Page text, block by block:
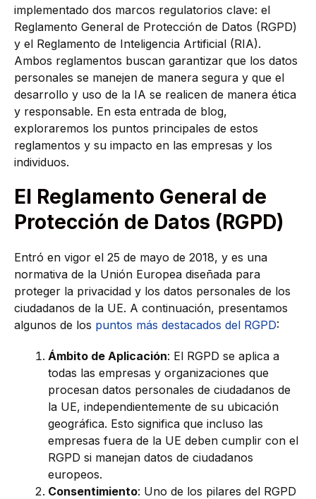
implementado dos marcos regulatorios clave: el
Reglamento General de Protección de Datos (RGPD)
y el Reglamento de Inteligencia Artificial (RIA).
Ambos reglamentos buscan garantizar que los datos
personales se manejen de manera segura y que el
desarrollo y uso de la IA se realicen de manera ética
y responsable. En esta entrada de blog,
exploraremos los puntos principales de estos
reglamentos y su impacto en las empresas y los
individuos.
El Reglamento General de
Protección de Datos (RGPD)
Entró en vigor el 25 de mayo de 2018, y es una
normativa de la Unión Europea diseñada para
proteger la privacidad y los datos personales de los
ciudadanos de la UE. A continuación, presentamos
algunos de los puntos más destacados del RGPD:
Ámbito de Aplicación: El RGPD se aplica a
todas las empresas y organizaciones que
procesan datos personales de ciudadanos de
la UE, independientemente de su ubicación
geográfica. Esto significa que incluso las
empresas fuera de la UE deben cumplir con el
RGPD si manejan datos de ciudadanos
europeos.
Consentimiento: Uno de los pilares del RGPD